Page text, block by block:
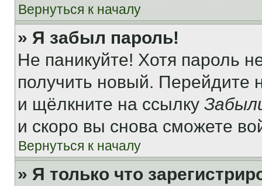
Вернуться к началу
» Я забыл пароль!
Не паникуйте! Хотя пароль
получить новый. Перейдите
и щёлкните на ссылку
и скоро вы снова сможете
Вернуться к началу
» Я только что